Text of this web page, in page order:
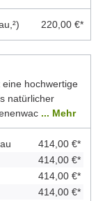
220,00 €*
hochwertige
natürlicher
... Mehr
414,00 €*
414,00 €*
414,00 €*
414,00 €*